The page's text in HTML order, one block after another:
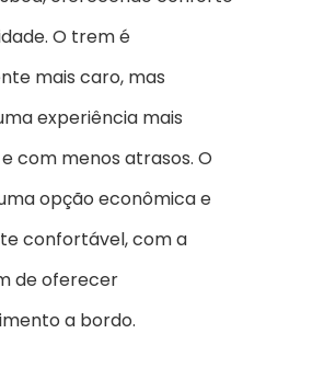
O trem é
mais caro, mas
experiência mais
com menos atrasos. O
opção econômica e
confortável, com a
de oferecer
a bordo.